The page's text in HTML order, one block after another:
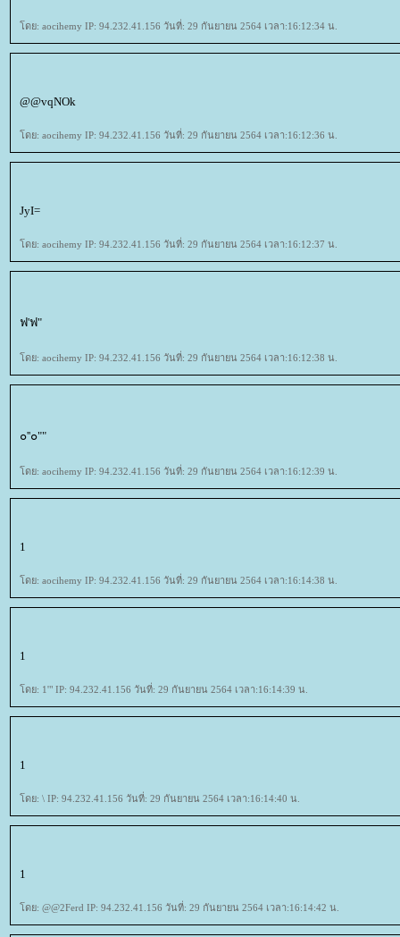
ดย: aocihemy IP: 94.232.41.156 วันที่: 29 กันยายน 2564 เวลา:16:12:34 น.
@@vqNOk
ดย: aocihemy IP: 94.232.41.156 วันที่: 29 กันยายน 2564 เวลา:16:12:36 น.
JyI=
ดย: aocihemy IP: 94.232.41.156 วันที่: 29 กันยายน 2564 เวลา:16:12:37 น.
ฟ'ฟ"
ดย: aocihemy IP: 94.232.41.156 วันที่: 29 กันยายน 2564 เวลา:16:12:38 น.
๐''๐""
ดย: aocihemy IP: 94.232.41.156 วันที่: 29 กันยายน 2564 เวลา:16:12:39 น.
1
ดย: aocihemy IP: 94.232.41.156 วันที่: 29 กันยายน 2564 เวลา:16:14:38 น.
1
ดย: 1'" IP: 94.232.41.156 วันที่: 29 กันยายน 2564 เวลา:16:14:39 น.
1
ดย: \ IP: 94.232.41.156 วันที่: 29 กันยายน 2564 เวลา:16:14:40 น.
1
ดย: @@2Ferd IP: 94.232.41.156 วันที่: 29 กันยายน 2564 เวลา:16:14:42 น.